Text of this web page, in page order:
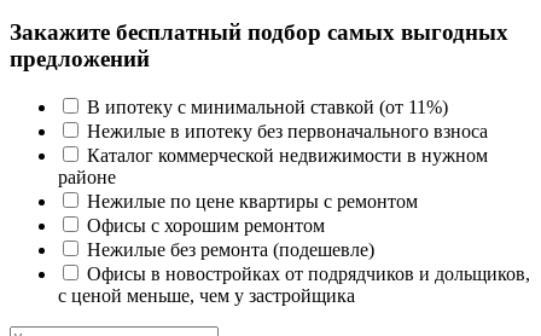
Закажите бесплатный подбор самых выгодных
предложений
В ипотеку с минимальной ставкой (от 11%)
Нежилые в ипотеку без первоначального взноса
Каталог коммерческой недвижимости в нужном
районе
Нежилые по цене квартиры с ремонтом
Офисы с хорошим ремонтом
Нежилые без ремонта (подешевле)
Офисы в новостройках от подрядчиков и дольщиков,
с ценой меньше, чем у застройщика